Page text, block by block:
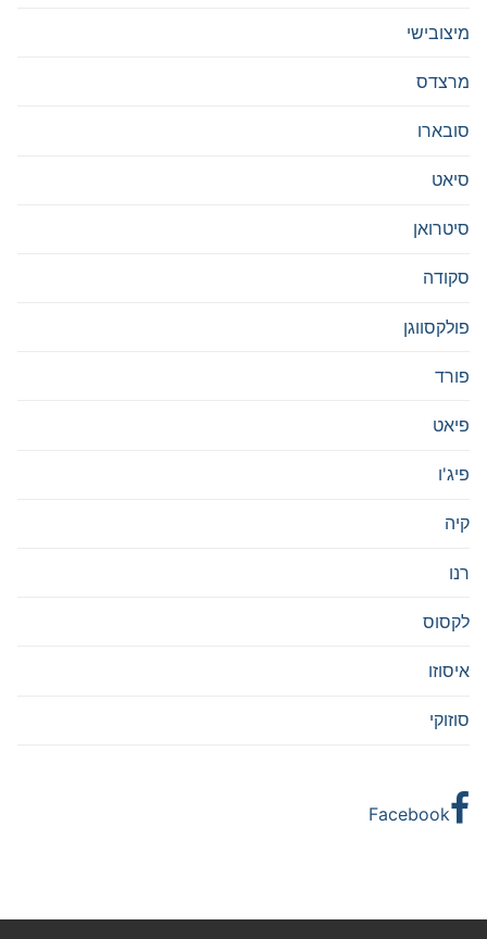
מיצובישי
מרצדס
סובארו
סיאט
סיטרואן
סקודה
פולקסווגן
פורד
פיאט
פיג'ו
קיה
רנו
לקסוס
איסוזו
סוזוקי
Facebook